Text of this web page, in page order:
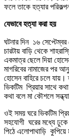
ফলে তাকে হত্যার
যেভাবে হত্যা করা হয়
ঘটনার দিন ১৬
চারটায় বাড়ি থেকে
একমাত্র ছেলে দিয়া
মাগরিবের নামাজের পর
হোসেন বাহিরে চলে
ভিকটিম প্রিয়ার সাথে
কথা বলে মা কৌশলে
ওই সময় ঘরে ভিকটিম
সহযোগী ঘরের মধ্যে ঢুকে
পিঠে এলোপাথাড়ি কুপিয়ে